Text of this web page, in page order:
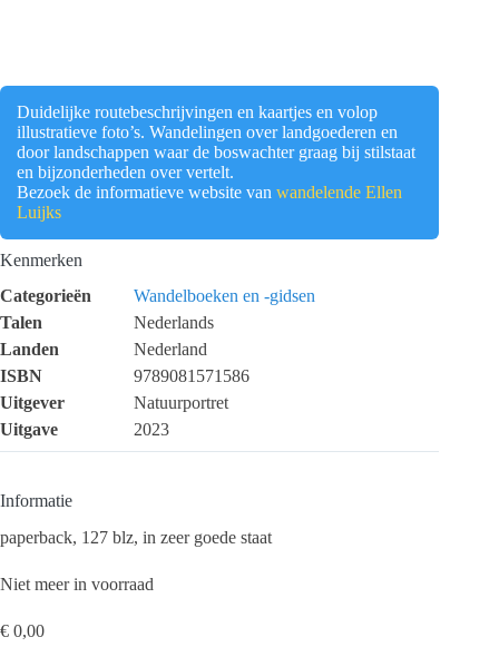
Duidelijke routebeschrijvingen en kaartjes en volop
illustratieve foto’s. Wandelingen over landgoederen en
door landschappen waar de boswachter graag bij stilstaat
en bijzonderheden over vertelt.
Bezoek de informatieve website van wandelende Ellen
Luijks
Kenmerken
Categorieën
Wandelboeken en -gidsen
Talen
Nederlands
Landen
Nederland
ISBN
9789081571586
Uitgever
Natuurportret
Uitgave
2023
Informatie
paperback, 127 blz, in zeer goede staat
Niet meer in voorraad
€ 0,00